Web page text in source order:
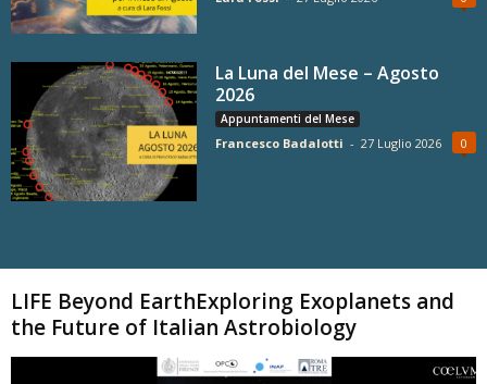
La Luna del Mese – Agosto
2026
Appuntamenti del Mese
Francesco Badalotti - 27 Luglio 2026 0
LIFE Beyond EarthExploring Exoplanets and
the Future of Italian Astrobiology